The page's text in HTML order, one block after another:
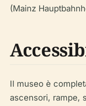
(Mainz
Il museo è
ascensori, rampe,